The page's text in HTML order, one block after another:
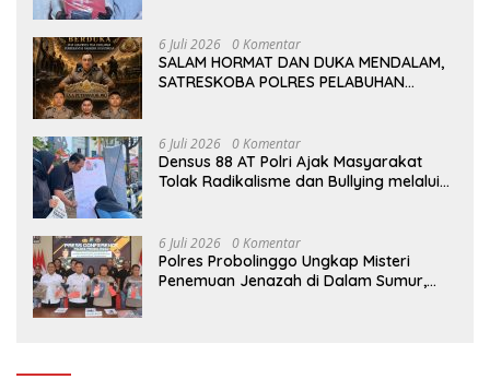
6 Juli 2026 0 Komentar
SALAM HORMAT DAN DUKA MENDALAM,
SATRESKOBA POLRES PELABUHAN
PEMBERANTAS NARKOBA DI KATINGAN
6 Juli 2026 0 Komentar
Densus 88 AT Polri Ajak Masyarakat
Tolak Radikalisme dan Bullying melalui
6 Juli 2026 0 Komentar
Polres Probolinggo Ungkap Misteri
Penemuan Jenazah di Dalam Sumur,